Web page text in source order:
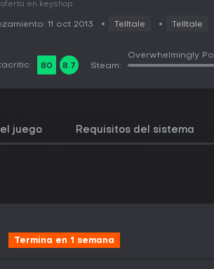
oferta en keyshop.
11 oct 2013 Telltale Telltale
80 8.7 Steam:
Overwhelmingly
juego Requisitos del sistema
Termina en 1 semana